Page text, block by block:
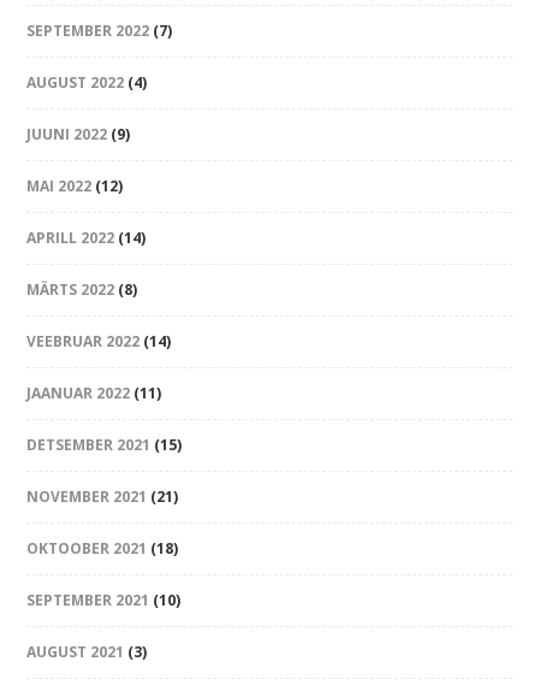
SEPTEMBER 2022 (7)
AUGUST 2022 (4)
JUUNI 2022 (9)
MAI 2022 (12)
APRILL 2022 (14)
MÄRTS 2022 (8)
VEEBRUAR 2022 (14)
JAANUAR 2022 (11)
DETSEMBER 2021 (15)
NOVEMBER 2021 (21)
OKTOOBER 2021 (18)
SEPTEMBER 2021 (10)
AUGUST 2021 (3)